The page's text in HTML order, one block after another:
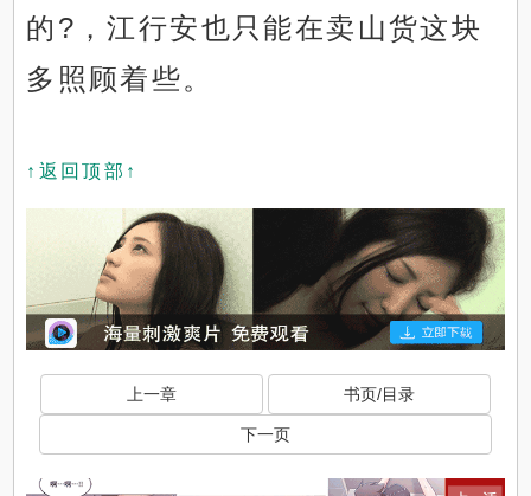
的?，江行安也只能在卖山货这块
多照顾着些。
↑返回顶部↑
上一章 书页/目录
下一页